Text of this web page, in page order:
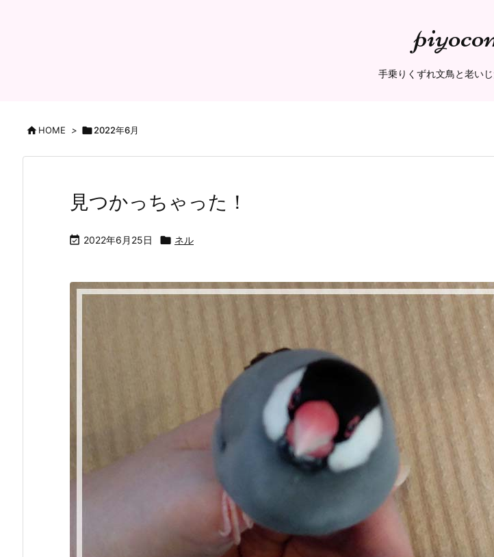
手乗りくずれ文鳥と老い
HOME > 2022年6月
見つかっちゃった！
 2022年6月25日  ネル